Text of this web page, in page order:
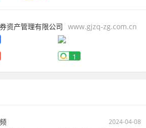
资产管理有限公司 www.gjzq-zg.com.cn
1
2024-04-08